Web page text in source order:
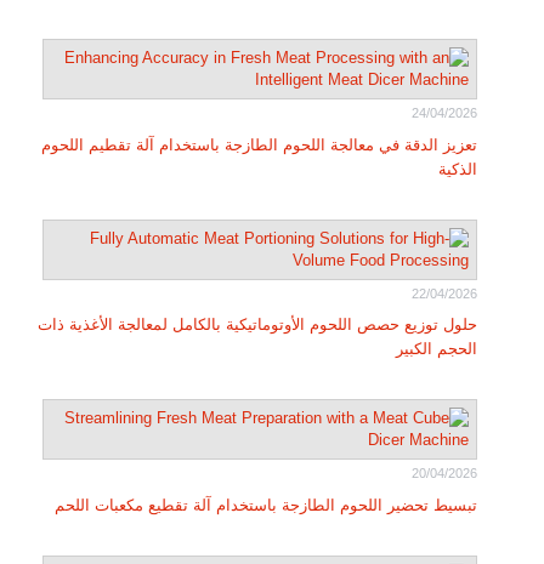
24/04/2026
تعزيز الدقة في معالجة اللحوم الطازجة باستخدام آلة تقطيم اللحوم
الذكية
22/04/2026
حلول توزيع حصص اللحوم الأوتوماتيكية بالكامل لمعالجة الأغذية ذات
الحجم الكبير
20/04/2026
تبسيط تحضير اللحوم الطازجة باستخدام آلة تقطيع مكعبات اللحم